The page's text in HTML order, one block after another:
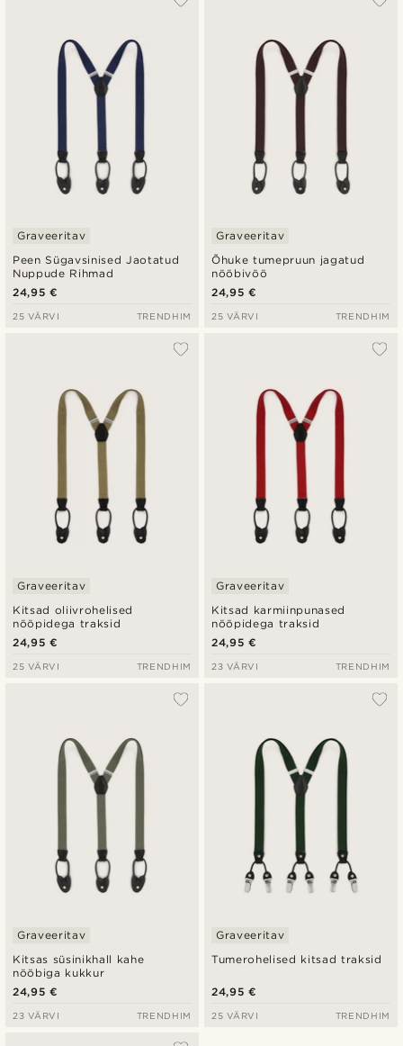
Peen Sügavsinised Jaotatud
Nuppude Rihmad
Graveeritav
24,95 €
25 VÄRVI TRENDHIM
Õhuke tumepruun jagatud
nööbivöö
Graveeritav
24,95 €
25 VÄRVI TRENDHIM
Kitsad oliivrohelised
nööpidega traksid
Graveeritav
24,95 €
25 VÄRVI TRENDHIM
Kitsad karmiinpunased
nööpidega traksid
Graveeritav
24,95 €
23 VÄRVI TRENDHIM
Kitsas süsinikhall kahe
nööbiga kukkur
Graveeritav
24,95 €
23 VÄRVI TRENDHIM
Tumerohelised kitsad traksid
Graveeritav
24,95 €
25 VÄRVI TRENDHIM